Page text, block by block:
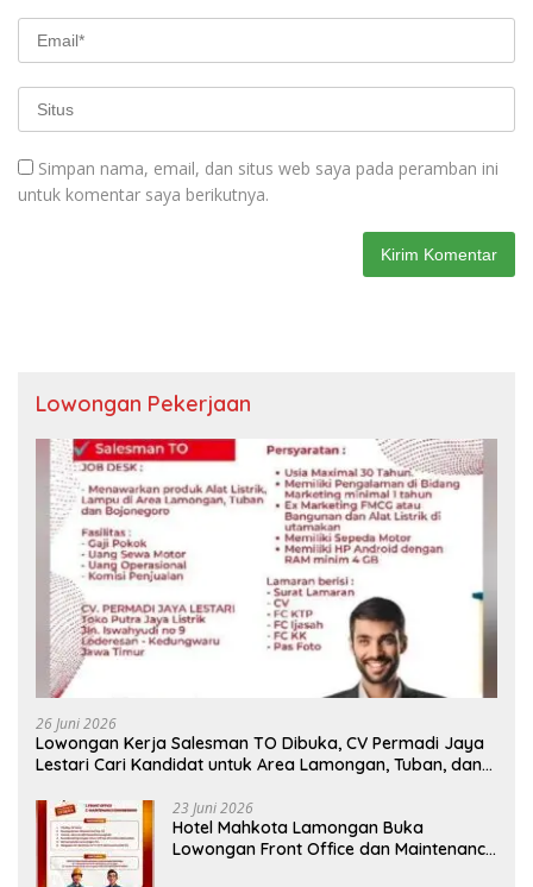
Simpan nama, email, dan situs web saya pada peramban ini
untuk komentar saya berikutnya.
Lowongan Pekerjaan
26 Juni 2026
Lowongan Kerja Salesman TO Dibuka, CV Permadi Jaya
Lestari Cari Kandidat untuk Area Lamongan, Tuban, dan
23 Juni 2026
Hotel Mahkota Lamongan Buka
Lowongan Front Office dan Maintenance